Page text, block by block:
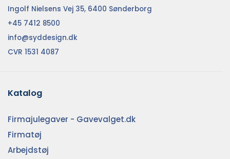
Ingolf Nielsens Vej 35, 6400 Sønderborg
+45 7412 8500
info@syddesign.dk
CVR 1531 4087
Katalog
Firmajulegaver - Gavevalget.dk
Firmatøj
Arbejdstøj